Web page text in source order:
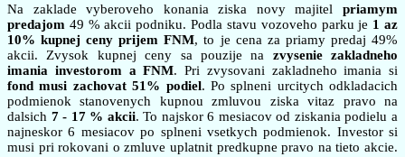
Na zaklade vyberoveho konania ziska novy majitel priamym
predajom 49 % akcii podniku. Podla stavu vozoveho parku je 1 az
10% kupnej ceny prijem FNM, to je cena za priamy predaj 49%
akcii. Zvysok kupnej ceny sa pouzije na zvysenie zakladneho
imania investorom a FNM. Pri zvysovani zakladneho imania si
fond musi zachovat 51% podiel. Po splneni urcitych odkladacich
podmienok stanovenych kupnou zmluvou ziska vitaz pravo na
dalsich 7 - 17 % akcii. To najskor 6 mesiacov od ziskania podielu a
najneskor 6 mesiacov po splneni vsetkych podmienok. Investor si
musi pri rokovani o zmluve uplatnit predkupne pravo na tieto akcie.